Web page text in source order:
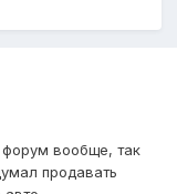
форум вообще, так
продавать